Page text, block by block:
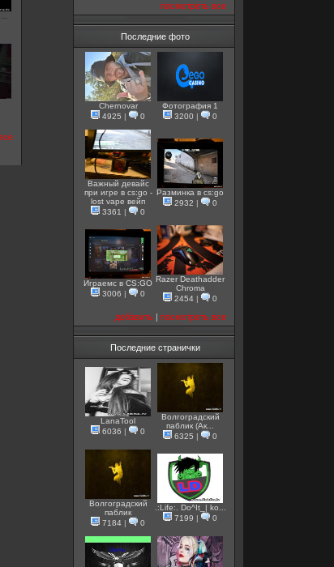
посмотреть все
Последние фото
Chernovar
4925 | 0
Фотография 1
3200 | 0
Важный девайс
при игре в cs:go -
lost vape вейп
3361 | 0
Разминка в cs:go
2932 | 0
Играемс в CS:GO
3006 | 0
Razer Deathadder
Chroma
2454 | 0
добавить | посмотреть все
Последние странички
LanaTool
6036 | 0
Волгоградский
паблик (Ак...
6325 | 0
Волгоградский
паблик
7184 | 0
.:Life:. Do^It_| ko...
7199 | 0